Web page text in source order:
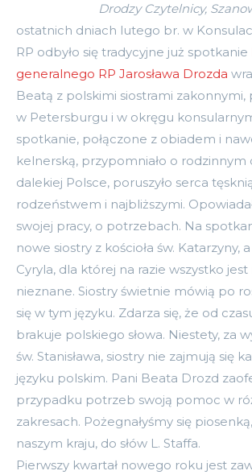
Drodzy Czytelnicy,
ostatnich dniach lutego br. w
RP odbyło się tradycyjne już spotkanie
generalnego RP Jarosława Drozda
Beatą z polskimi siostrami zakonnymi,
w Petersburgu i w okręgu
spotkanie, połączone z obiadem i
kelnerską, przypomniało o
dalekiej Polsce, poruszyło serca
rodzeństwem i najbliższymi.
swojej pracy, o potrzebach. Na
nowe siostry z kościoła św. Katarzyny,
Cyryla, dla której na razie wszystko jest
nieznane. Siostry świetnie mówią po
się w tym języku. Zdarza się, że od
brakuje polskiego słowa. Niestety, za
św. Stanisława, siostry nie zajmują się
języku polskim. Pani Beata Drozd
przypadku potrzeb swoją pomoc w
zakresach. Pożegnałyśmy się
naszym kraju, do słów L. Staffa.
Pierwszy kwartał nowego roku jest